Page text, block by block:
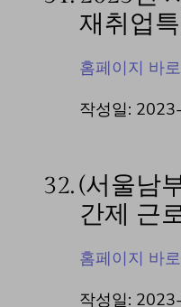
재취업
홈페이지 바
작성일:
32.(서울남
간제 근
홈페이지 바
작성일: